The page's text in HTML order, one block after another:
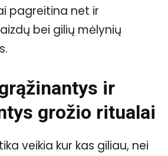
pagreitina net ir
bei gilių mėlynių
ir
grožio ritualai
veikia kur kas giliau, nei